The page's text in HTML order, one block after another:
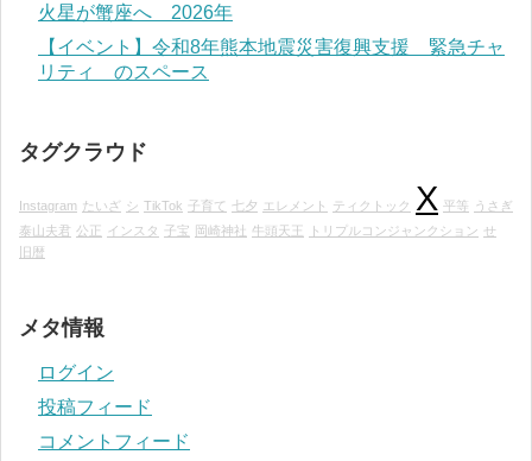
火星が蟹座へ 2026年
【イベント】令和8年熊本地震災害復興支援 緊急チャ
リティ のスペース
タグクラウド
Instagram たいざ シ TikTok 子育て 七夕 エレメント ティクトック X 平等
うさぎ
泰山夫君 公正 インスタ 子宝 岡崎神社 牛頭天王 トリプルコンジャンクション せ
旧暦
メタ情報
ログイン
投稿フィード
コメントフィード